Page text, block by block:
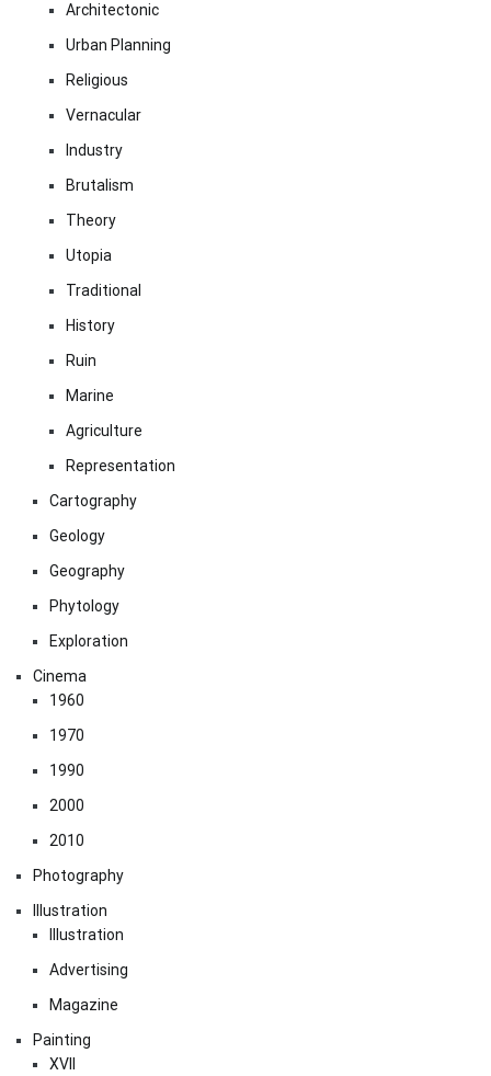
Architectonic
Urban Planning
Religious
Vernacular
Industry
Brutalism
Theory
Utopia
Traditional
History
Ruin
Marine
Agriculture
Representation
Cartography
Geology
Geography
Phytology
Exploration
Cinema
1960
1970
1990
2000
2010
Photography
Illustration
Illustration
Advertising
Magazine
Painting
XVII